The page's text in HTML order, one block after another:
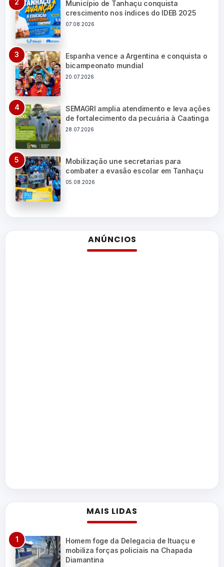
Município de Tanhaçu conquista
crescimento nos índices do IDEB 2025
07.08.2026
Espanha vence a Argentina e conquista o
bicampeonato mundial
20.07.2026
SEMAGRI amplia atendimento e leva ações
de fortalecimento da pecuária à Caatinga
28.07.2026
Mobilização une secretarias para
combater a evasão escolar em Tanhaçu
05.08.2026
ANÚNCIOS
MAIS LIDAS
Homem foge da Delegacia de Ituaçu e
mobiliza forças policiais na Chapada
Diamantina